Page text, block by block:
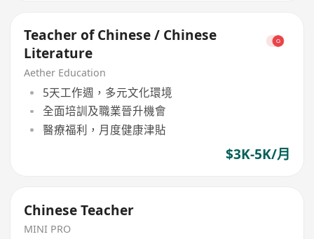
Teacher of Chinese / Chinese
Literature
Aether Education
5天工作週，多元文化環境
全面培訓及職業晉升機會
醫療福利，月度健康津貼
$3K-5K/月
Chinese Teacher
MINI PRO